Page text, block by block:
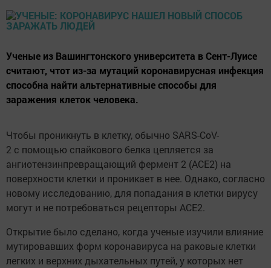
Ученые из Вашингтонского университета в Сент-Луисе
считают, чтот из-за мутаций коронавирусная инфекция
способна найти альтернативные способы для
заражения клеток человека.
Чтобы проникнуть в клетку, обычно SARS-CoV-
2 с помощью спайкового белка цепляется за
ангиотензинпревращающий фермент 2 (ACE2) на
поверхности клетки и проникает в нее. Однако, согласно
новому исследованию, для попадания в клетки вирусу
могут и не потребоваться рецепторы ACE2.
Открытие было сделано, когда ученые изучили влияние
мутировавших форм коронавируса на раковые клетки
легких и верхних дыхательных путей, у которых нет